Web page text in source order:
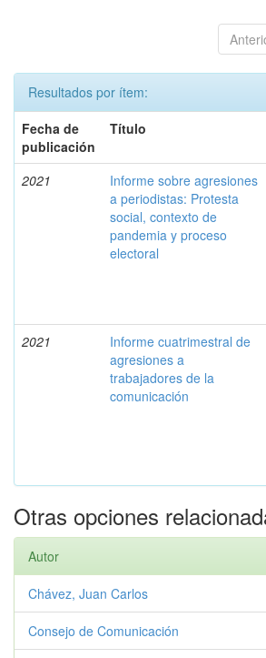
Resultados por ítem:
Fecha de
publicación
Título
2021
Informe sobre agresiones
a periodistas: Protesta
social, contexto de
pandemia y proceso
electoral
2021
Informe cuatrimestral de
agresiones a
trabajadores de la
comunicación
Otras opciones
Autor
Chávez, Juan Carlos
Consejo de Comunicación